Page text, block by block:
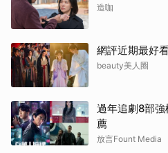
造咖
網評近期最好
beauty美人圈
過年追劇8部
薦
放言Fount Media